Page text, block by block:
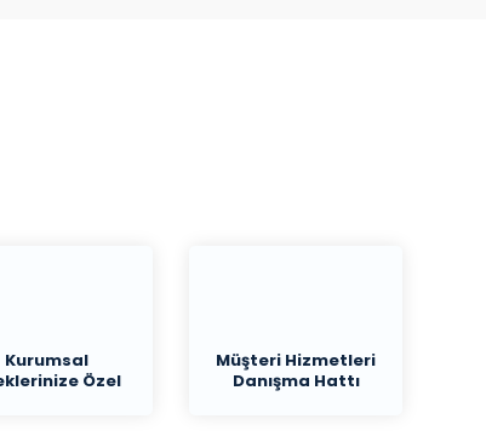
Kurumsal
Özel
Müşteri Hizmetleri
Danışma Hattı